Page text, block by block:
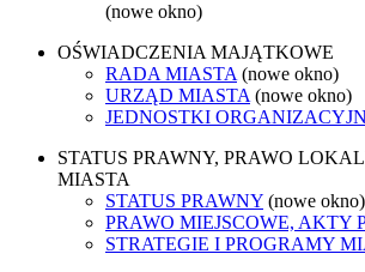
(nowe okno)
OŚWIADCZENIA MAJĄTKOWE
RADA MIASTA (nowe okno)
URZĄD MIASTA (nowe okno)
JEDNOSTKI
STATUS PRAWNY, PRAWO
MIASTA
STATUS PRAWNY (nowe okno)
PRAWO MIEJSCOWE, AKTY
STRATEGIE I PROGRAMY